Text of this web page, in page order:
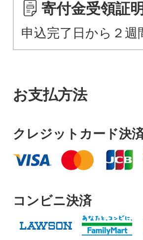
寄付金受領証
申込完了日から２週
お支払方法
クレジットカード決
コンビニ決済